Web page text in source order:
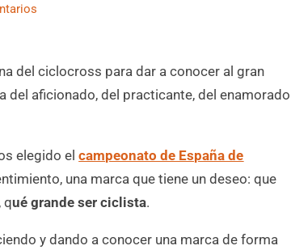
del ciclocross para dar a conocer al gran
del aficionado, del practicante, del enamorado
elegido elcampeonato de España de
una marca que tiene un deseo: que
qué grande ser ciclista.
y dando a conocer una marca de forma